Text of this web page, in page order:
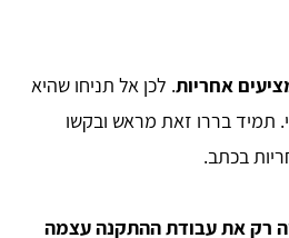
אחריות. לכן אל תניחו שהיא
תמיד בררו זאת מראש ובקשו
בכתב.
רק את עבודת ההתקנה עצמה